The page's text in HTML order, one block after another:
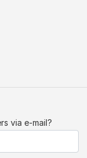
via e-mail?